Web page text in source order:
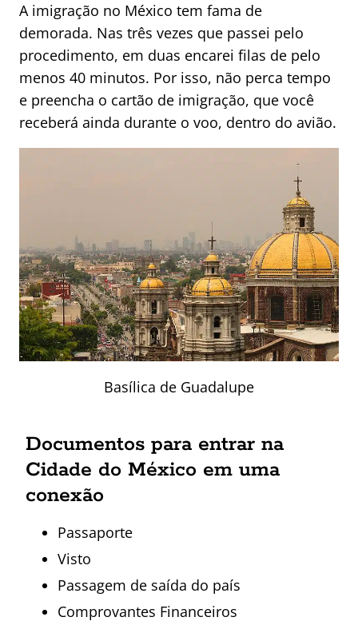
A imigração no México tem fama de
demorada. Nas três vezes que passei pelo
procedimento, em duas encarei filas de pelo
menos 40 minutos. Por isso, não perca tempo
e preencha o cartão de imigração, que você
receberá ainda durante o voo, dentro do avião.
Basílica de Guadalupe
Documentos para entrar na
Cidade do México em uma
conexão
Passaporte
Visto
Passagem de saída do país
Comprovantes Financeiros